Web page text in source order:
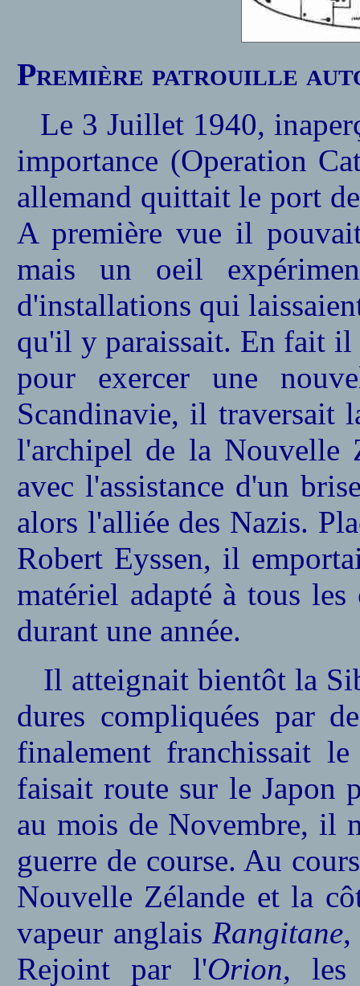
Première patrouille
Le 3 Juillet 1940,
importance (Operation
allemand quittait le port
A première vue il
mais un oeil
d'installations qui
qu'il y paraissait. En fait
pour exercer une
Scandinavie, il traversait
l'archipel de la Nouvelle
avec l'assistance d'un
alors l'alliée des Nazis.
Robert Eyssen, il
matériel adapté à tous
durant une année.
Il atteignait bientôt la
dures compliquées par
finalement franchissait
faisait route sur le Japon
au mois de Novembre, il
guerre de course. Au
Nouvelle Zélande et la
vapeur anglais Rangitane,
Rejoint par l'Orion, les